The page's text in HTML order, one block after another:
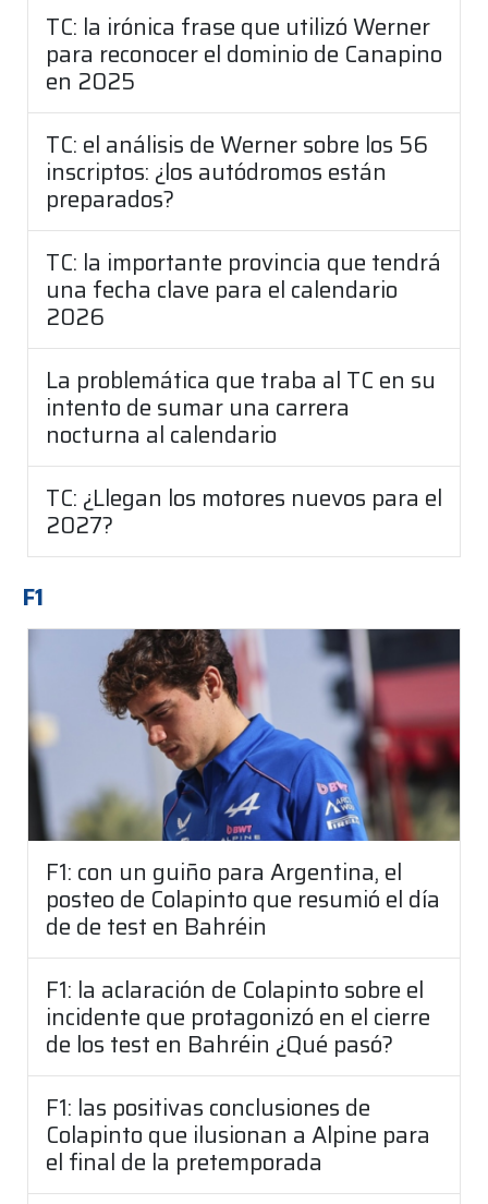
TC: la irónica frase que utilizó Werner
para reconocer el dominio de Canapino
en 2025
TC: el análisis de Werner sobre los 56
inscriptos: ¿los autódromos están
preparados?
TC: la importante provincia que tendrá
una fecha clave para el calendario
2026
La problemática que traba al TC en su
intento de sumar una carrera
nocturna al calendario
TC: ¿Llegan los motores nuevos para el
2027?
F1
F1: con un guiño para Argentina, el
posteo de Colapinto que resumió el día
de de test en Bahréin
F1: la aclaración de Colapinto sobre el
incidente que protagonizó en el cierre
de los test en Bahréin ¿Qué pasó?
F1: las positivas conclusiones de
Colapinto que ilusionan a Alpine para
el final de la pretemporada